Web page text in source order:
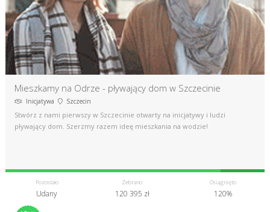
Mieszkamy na Odrze - pływający dom w Szczecinie
Inicjatywa Szczecin
Stwórz z nami pierwszy w Szczecinie otwarty na inicjatywy i ludzi
pływający dom. Szerzmy razem ideę mieszkania na wodzie!
Pozostało
Udany
Zebrano
120 395 zł
Osiągnięto
120%